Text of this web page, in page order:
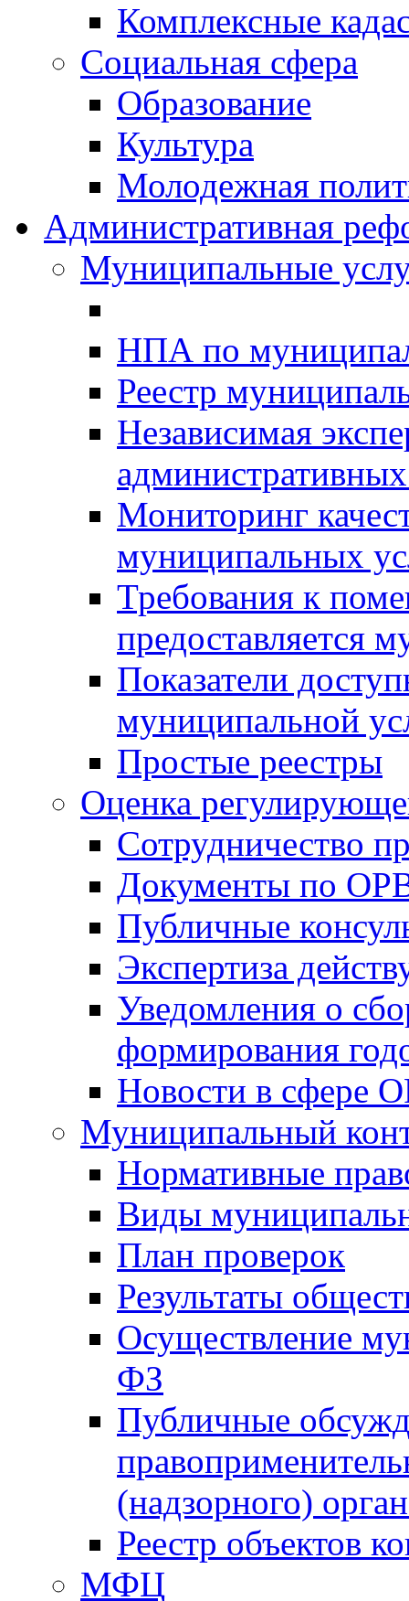
Комплексные
Социальная сфера
Образование
Культура
Молодежная
Административная
Муниципальные
НПА по
Реестр
Независимая
Мониторинг
муниципальных
Требования к
предоставляется
Показатели
муниципальной
Простые реестры
Оценка
Сотрудничество
Документы по
Публичные
Экспертиза
Уведомления о
формирования
Новости в сфере
Муниципальный
Нормативные
Виды
План проверок
Результаты
Осуществление
ФЗ
Публичные
(надзорного)
Реестр объектов
МФЦ